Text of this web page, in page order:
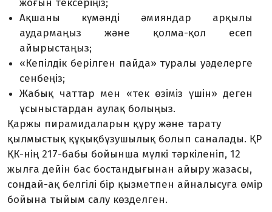
жоғын тексеріңіз;
Ақшаны күмәнді әмияндар арқылы
аудармаңыз және қолма-қол есеп
айырыстаңыз;
«Кепілдік берілген пайда» туралы уәделерге
сенбеңіз;
Жабық чаттар мен «тек өзіміз үшін» деген
ұсыныстардан аулақ болыңыз.
Қаржы пирамидаларын құру және тарату
қылмыстық құқықбұзушылық болып саналады. ҚР
ҚК-нің 217-бабы бойынша мүлкі тәркіленіп, 12
жылға дейін бас бостандығынан айыру жазасы,
сондай-ақ белгілі бір қызметпен айналысуға өмір
бойына тыйым салу көзделген.